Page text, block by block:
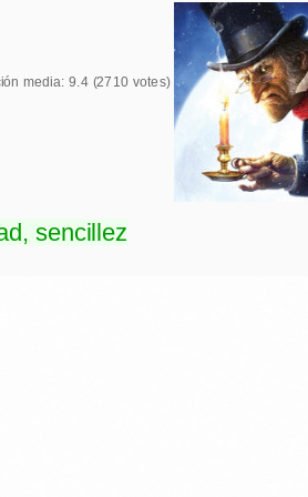
media: 9.4 (2710votes)
sencillez